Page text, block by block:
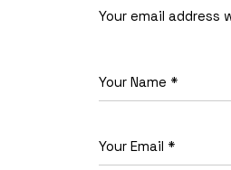
Your email address